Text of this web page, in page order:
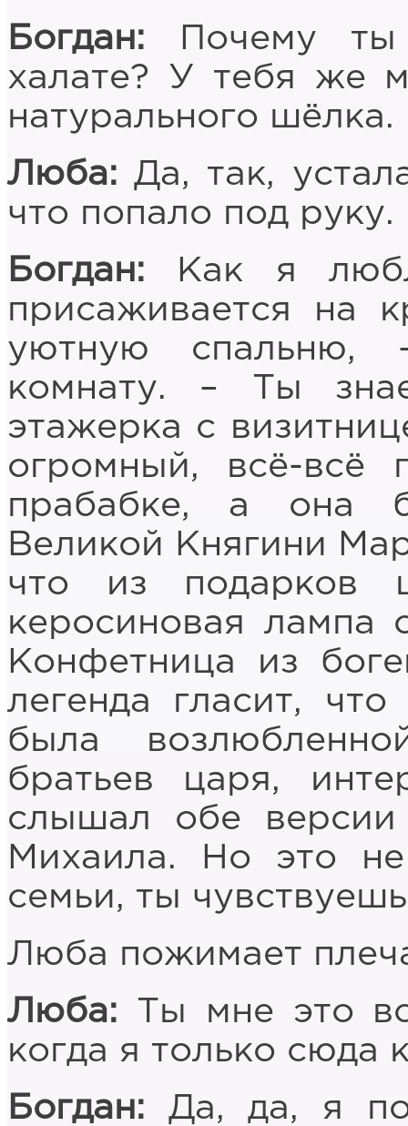
Богдан: Почему ты
халате? У тебя же
натурального шёлка.
Люба: Да, так,
что попало под руку.
Богдан: Как я
присаживается на
уютную спальню,
комнату. – Ты
этажерка с
огромный, всё-всё
прабабке, а она
Великой Княгини
что из подарков
керосиновая лампа
Конфетница из
легенда гласит,
была
братьев царя,
слышал обе
Михаила. Но это
семьи, ты
Люба пожимает
Люба: Ты мне это
когда я только сюда
Богдан: Да, да, я